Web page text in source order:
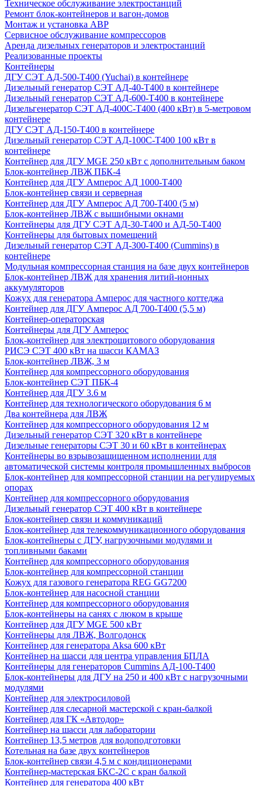
Техническое обслуживание электростанций
Ремонт блок-контейнеров и вагон-домов
Монтаж и установка АВР
Сервисное обслуживание компрессоров
Аренда дизельных генераторов и электростанций
Реализованные проекты
Контейнеры
ДГУ СЭТ АД-500-Т400 (Yuchai) в контейнере
Дизельный генератор СЭТ АД-40-Т400 в контейнере
Дизельный генератор СЭТ АД-600-Т400 в контейнере
Дизельгенератор СЭТ АД-400С-Т400 (400 кВт) в 5-метровом
контейнере
ДГУ СЭТ АД-150-Т400 в контейнере
Дизельный генератор СЭТ АД-100С-Т400 100 кВт в
контейнере
Контейнер для ДГУ MGE 250 кВт с дополнительным баком
Блок-контейнер ЛВЖ ПБК-4
Контейнер для ДГУ Амперос АД 1000-Т400
Блок-контейнер связи и серверная
Контейнер для ДГУ Амперос АД 700-Т400 (5 м)
Блок-контейнер ЛВЖ с вышибными окнами
Контейнеры для ДГУ СЭТ АД-30-Т400 и АД-50-Т400
Контейнеры для бытовых помещений
Дизельный генератор СЭТ АД-300-Т400 (Cummins) в
контейнере
Модульная компрессорная станция на базе двух контейнеров
Блок-контейнер ЛВЖ для хранения литий-ионных
аккумуляторов
Кожух для генератора Амперос для частного коттеджа
Контейнер для ДГУ Амперос АД 700-Т400 (5,5 м)
Контейнер-операторская
Контейнеры для ДГУ Амперос
Блок-контейнер для электрощитового оборудования
РИСЭ СЭТ 400 кВт на шасси КАМАЗ
Блок-контейнер ЛВЖ, 3 м
Контейнер для компрессорного оборудования
Блок-контейнер СЭТ ПБК-4
Контейнер для ДГУ 3.6 м
Контейнер для технологического оборудования 6 м
Два контейнера для ЛВЖ
Контейнер для компрессорного оборудования 12 м
Дизельный генератор СЭТ 320 кВт в контейнере
Дизельные генераторы СЭТ 30 и 60 кВт в контейнерах
Контейнеры во взрывозащищенном исполнении для
автоматической системы контроля промышленных выбросов
Блок-контейнер для компрессорной станции на регулируемых
опорах
Контейнер для компрессорного оборудования
Дизельный генератор СЭТ 400 кВт в контейнере
Блок-контейнер связи и коммуникаций
Блок-контейнер для телекоммуникационного оборудования
Блок-контейнеры с ДГУ, нагрузочными модулями и
топливными баками
Контейнер для компрессорного оборудования
Блок-контейнер для компрессорной станции
Кожух для газового генератора REG GG7200
Блок-контейнер для насосной станции
Контейнер для компрессорного оборудования
Блок-контейнеры на санях с люком в крыше
Контейнер для ДГУ MGE 500 кВт
Контейнеры для ЛВЖ, Волгодонск
Контейнер для генератора Aksa 600 кВт
Контейнер на шасси для центра управления БПЛА
Контейнеры для генераторов Cummins АД-100-Т400
Блок-контейнеры для ДГУ на 250 и 400 кВт с нагрузочными
модулями
Контейнер для электросиловой
Контейнер для слесарной мастерской с кран-балкой
Контейнер для ГК «Автодор»
Контейнер на шасси для лаборатории
Контейнер 13,5 метров для водоподготовки
Котельная на базе двух контейнеров
Блок-контейнер связи 4,5 м с кондиционерами
Контейнер-мастерская БКС-2С с кран балкой
Контейнер для генератора 400 кВт